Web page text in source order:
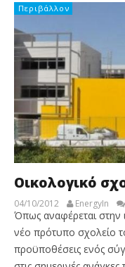
Περιβάλλον
Οικολογικό
04/10/2012 EnergyIn
Όπως αναφέρεται
νέο πρότυπο σχολείο
προϋποθέσεις ενός